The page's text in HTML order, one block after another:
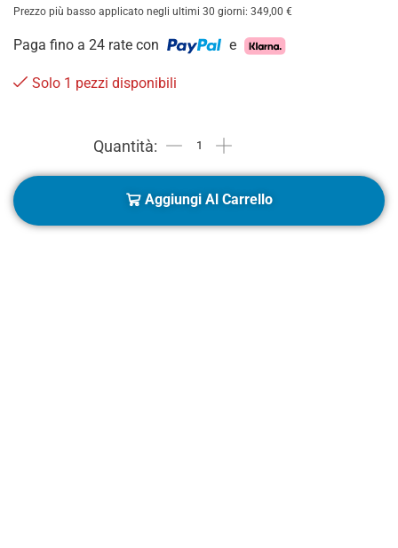
Prezzo più basso applicato negli ultimi 30 giorni: 349,00 €
Paga fino a 24 rate con e
Solo 1 pezzi disponibili
Aggiungi Al Carrello